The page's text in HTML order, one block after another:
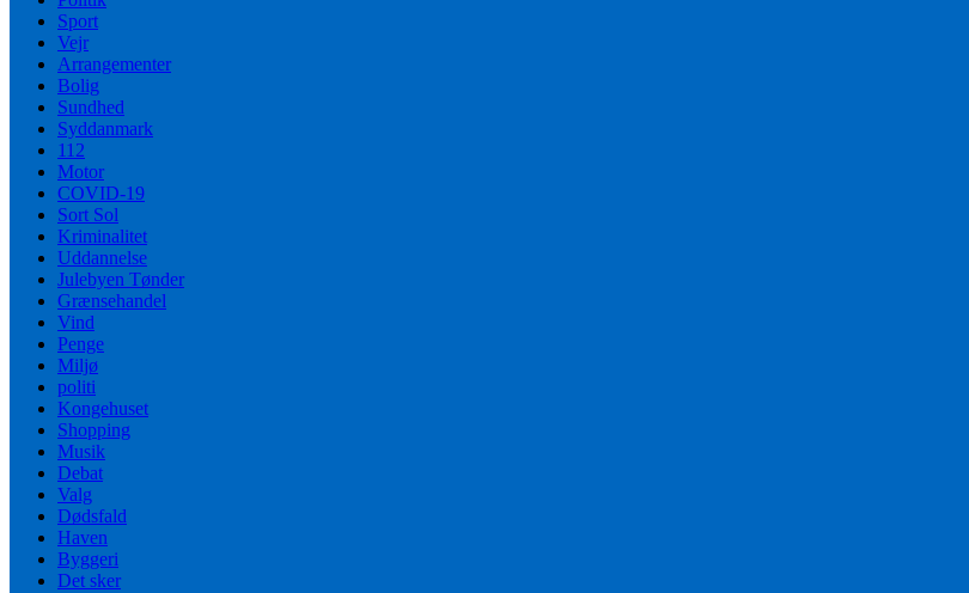
Sport
Vejr
Arrangementer
Bolig
Sundhed
Syddanmark
112
Motor
COVID-19
Sort Sol
Kriminalitet
Uddannelse
Julebyen Tønder
Grænsehandel
Vind
Penge
Miljø
politi
Kongehuset
Shopping
Musik
Debat
Valg
Dødsfald
Haven
Byggeri
Det sker